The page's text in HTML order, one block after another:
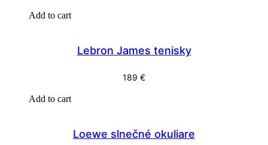
Add to cart
Lebron James tenisky
189 €
Add to cart
Loewe slnečné okuliare